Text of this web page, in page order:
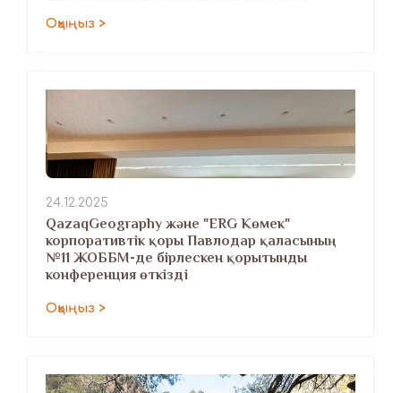
Оқыңыз >
24.12.2025
QazaqGeography және "ERG Көмек"
корпоративтік қоры Павлодар қаласының
№11 ЖОББМ-де бірлескен қорытынды
конференция өткізді
Оқыңыз >